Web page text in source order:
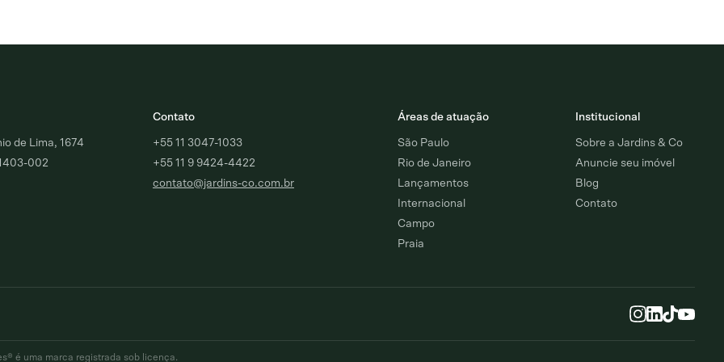
de Lima, 1674
002
Contato
+55 11 3047-1033
+55 11 9 9424-4422
contato@jardins-co.com.br
Áreas de atuação
São Paulo
Rio de Janeiro
Lançamentos
Internacional
Campo
Praia
Institucional
Sobre a Jardins & Co
Anuncie seu imóvel
Blog
Contato
é uma marca registrada sob licença.